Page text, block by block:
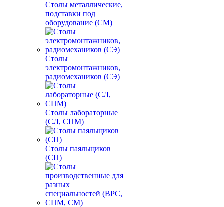
Столы металлические,
подставки под
оборудование (СМ)
Столы
электромонтажников,
радиомехаников (СЭ)
Столы лабораторные
(СЛ, СПМ)
Столы паяльщиков
(СП)